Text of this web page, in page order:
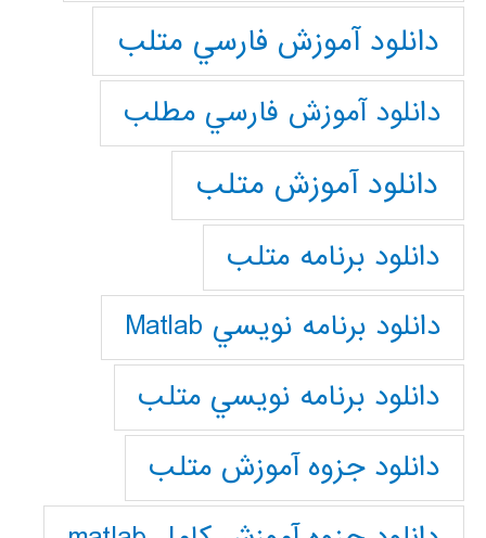
دانلود آموزش فارسي متلب
دانلود آموزش فارسي مطلب
دانلود آموزش متلب
دانلود برنامه متلب
دانلود برنامه نويسي Matlab
دانلود برنامه نويسي متلب
دانلود جزوه آموزش متلب